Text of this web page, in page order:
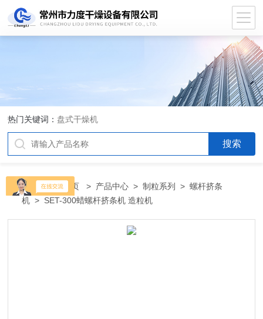
热门关键词： 盘式干燥机
当前位置：首页 > 产品中心 >制粒系列 >螺杆挤条
机 > SET-300蜡螺杆挤条机 造粒机